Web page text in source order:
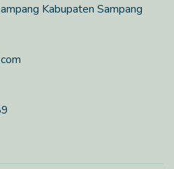
Kabupaten Sampang